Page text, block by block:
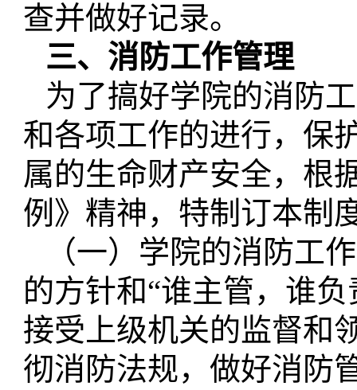
查并做好记录。
三、消防工作管理
为了搞好学院的消防
和各项工作的进行，保
属的生命财产安全，根
例》精神，特制订本制
（一）学院的消防工
的方针和“谁主管，谁负
接受上级机关的监督和
彻消防法规，做好消防